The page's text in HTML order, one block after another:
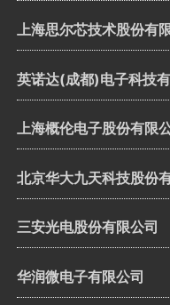
上海思尔芯技术股份有
英诺达(成都)电子科技
上海概伦电子股份有限
北京华大九天科技股份
三安光电股份有限公司
华润微电子有限公司